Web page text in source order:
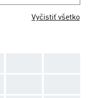
Vyčistiť všetko